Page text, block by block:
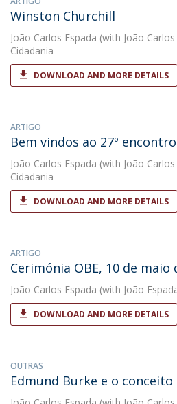
Winston Churchill
João Carlos Espada (with João
Cidadania
DOWNLOAD AND MORE DETAILS
ARTIGO
Bem vindos ao 27º encontro
João Carlos Espada (with João
Cidadania
DOWNLOAD AND MORE DETAILS
ARTIGO
Cerimónia OBE, 10 de maio
João Carlos Espada (with João
DOWNLOAD AND MORE DETAILS
OUTRAS
Edmund Burke e o